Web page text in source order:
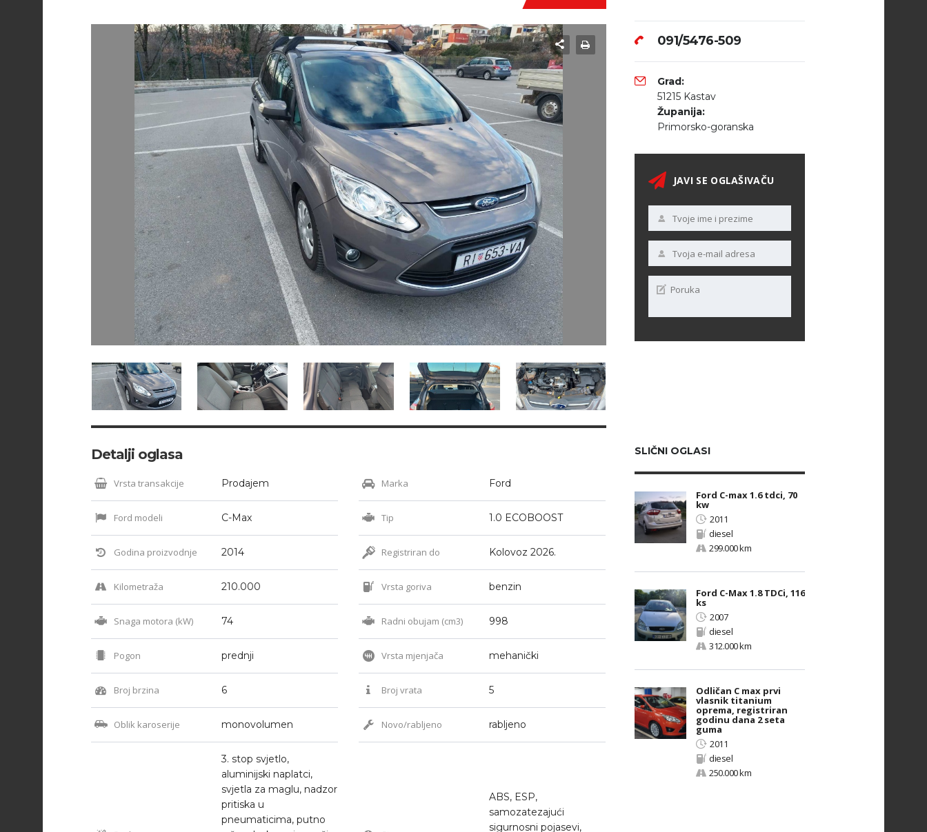
Detalji oglasa
Vrsta transakcije Prodajem Marka Ford
Ford modeli C-Max Tip 1.0 ECOBOOST
Godina proizvodnje 2014 Registriran do Kolovoz 2026.
Kilometraža 210.000 Vrsta goriva benzin
Snaga motora (kW) 74 Radni obujam (cm3) 998
Pogon prednji Vrsta mjenjača mehanički
Broj brzina 6 Broj vrata 5
Oblik karoserije monovolumen Novo/rabljeno rabljeno
3. stop svjetlo,
aluminijski naplatci,
svjetla za maglu, nadzor
pritiska u
pneumaticima, putno
ABS, ESP,
samozatezajući
sigurnosni pojasevi,
091/5476-509
Grad:
51215 Kastav
Županija:
Primorsko-goranska
JAVI SE OGLAŠIVAČU
SLIČNI OGLASI
Ford C-max 1.6 tdci, 70
kw
2011
diesel
299.000 km
Ford C-Max 1.8 TDCi, 116
ks
2007
diesel
312.000 km
Odličan C max prvi
vlasnik titanium
oprema, registriran
godinu dana 2 seta
guma
2011
diesel
250.000 km